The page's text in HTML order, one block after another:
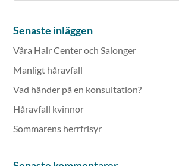
Senaste inläggen
Våra Hair Center och Salonger
Manligt håravfall
Vad händer på en konsultation?
Håravfall kvinnor
Sommarens herrfrisyr